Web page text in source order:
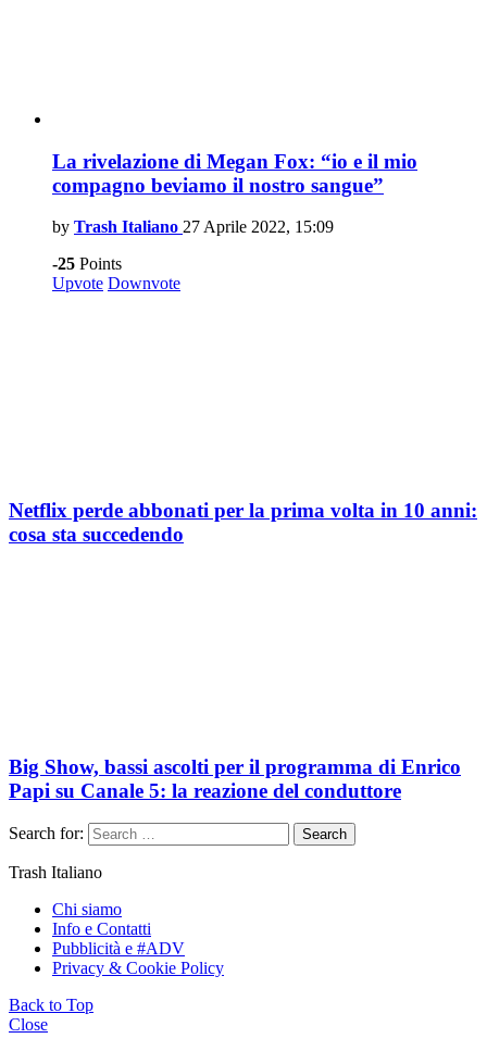
La rivelazione di Megan Fox: “io e il mio
compagno beviamo il nostro sangue”
by Trash Italiano 27 Aprile 2022, 15:09
-25 Points
Upvote Downvote
Netflix perde abbonati per la prima volta in 10 anni:
cosa sta succedendo
Big Show, bassi ascolti per il programma di Enrico
Papi su Canale 5: la reazione del conduttore
Search for: Search
Trash Italiano
Chi siamo
Info e Contatti
Pubblicità e #ADV
Privacy & Cookie Policy
Back to Top
Close